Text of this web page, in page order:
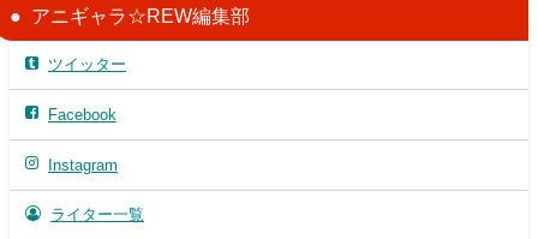
アニギャラ☆REW編集部
ツイッター
Facebook
Instagram
ライター一覧